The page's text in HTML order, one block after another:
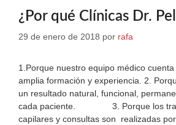
¿Por qué Clínicas Dr.
29 de enero de 2018 por rafa
1.Porque nuestro equipo médico
amplia formación y experiencia. 2.
un resultado natural, funcional,
cada paciente. 3. Porque los
capilares y consultas son realizadas